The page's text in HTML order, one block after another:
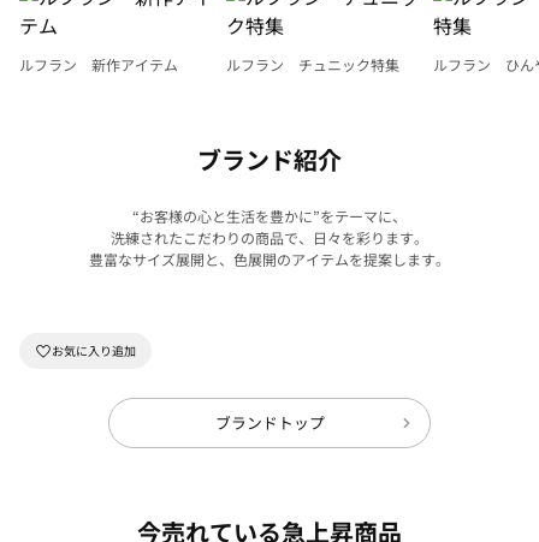
ルフラン 新作アイテム ルフラン チュニック特集 ルフラン ひん
ブランド紹介
“お客様の心と生活を豊かに”をテーマに、
洗練されたこだわりの商品で、日々を彩ります。
豊富なサイズ展開と、色展開のアイテムを提案します。
ブランドトップ
今売れている急上昇商品